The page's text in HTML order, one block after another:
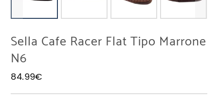
Sella Cafe Racer Flat Tipo Marrone
N6
84.99€